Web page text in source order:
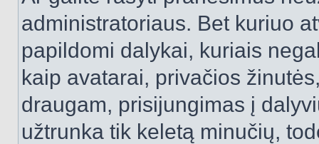
administratoriaus. Bet kuriuo
papildomi dalykai, kuriais
kaip avatarai, privačios
draugam, prisijungimas į
užtrunka tik keletą minučių,